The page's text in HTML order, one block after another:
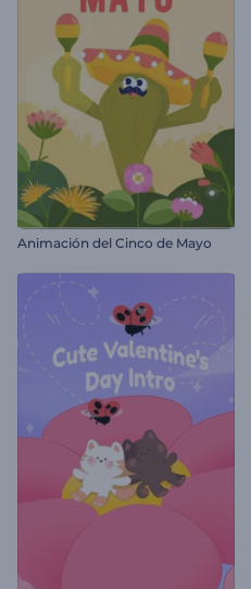
Animación del Cinco de Mayo